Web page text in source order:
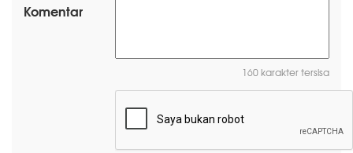
Komentar
160 karakter tersisa